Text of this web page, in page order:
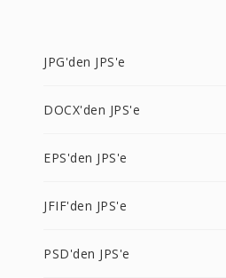
JPG'den JPS'e
DOCX'den JPS'e
EPS'den JPS'e
JFIF'den JPS'e
PSD'den JPS'e